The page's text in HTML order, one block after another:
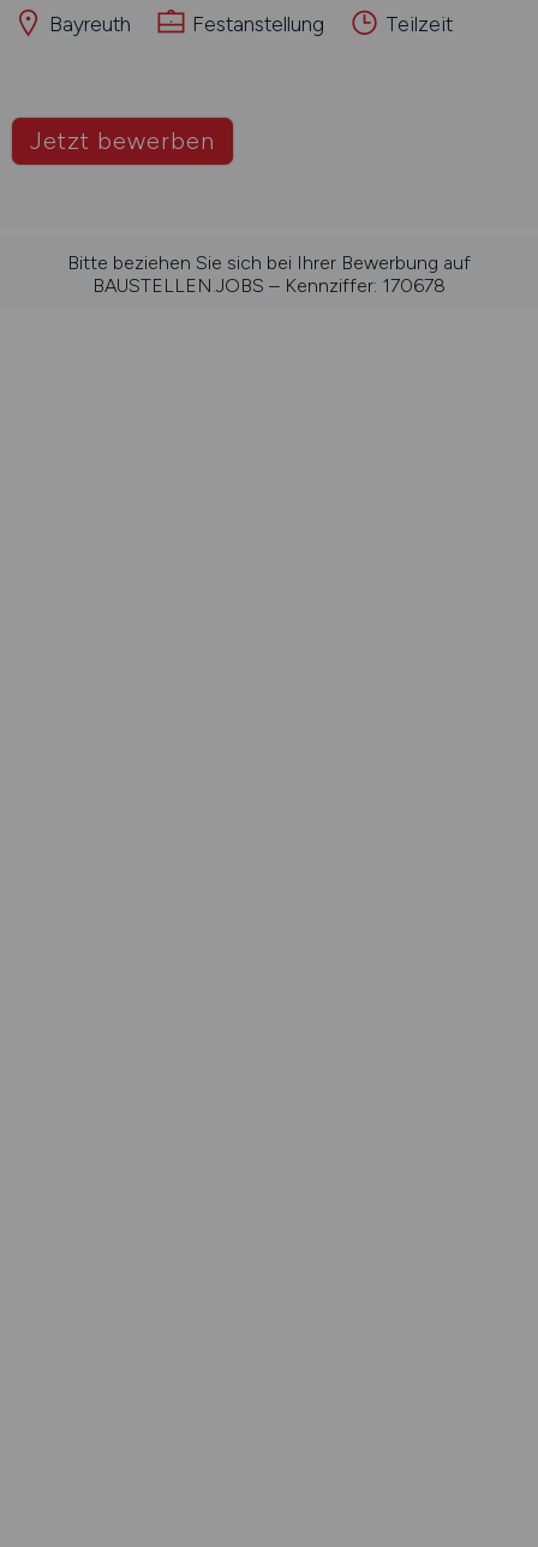
Bayreuth Festanstellung Teilzeit
Jetzt bewerben
Bitte beziehen Sie sich bei Ihrer Bewerbung auf
BAUSTELLEN.JOBS – Kennziffer: 170678